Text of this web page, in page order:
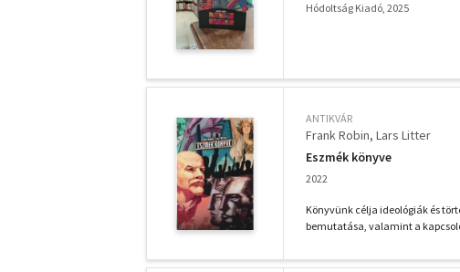
Hódoltság Kiadó, 2025
ANTIKVÁR
Frank Robin Lars Litter
Eszmék könyve
2022
Könyvünk célja ideológiák és
bemutatása, valamint a